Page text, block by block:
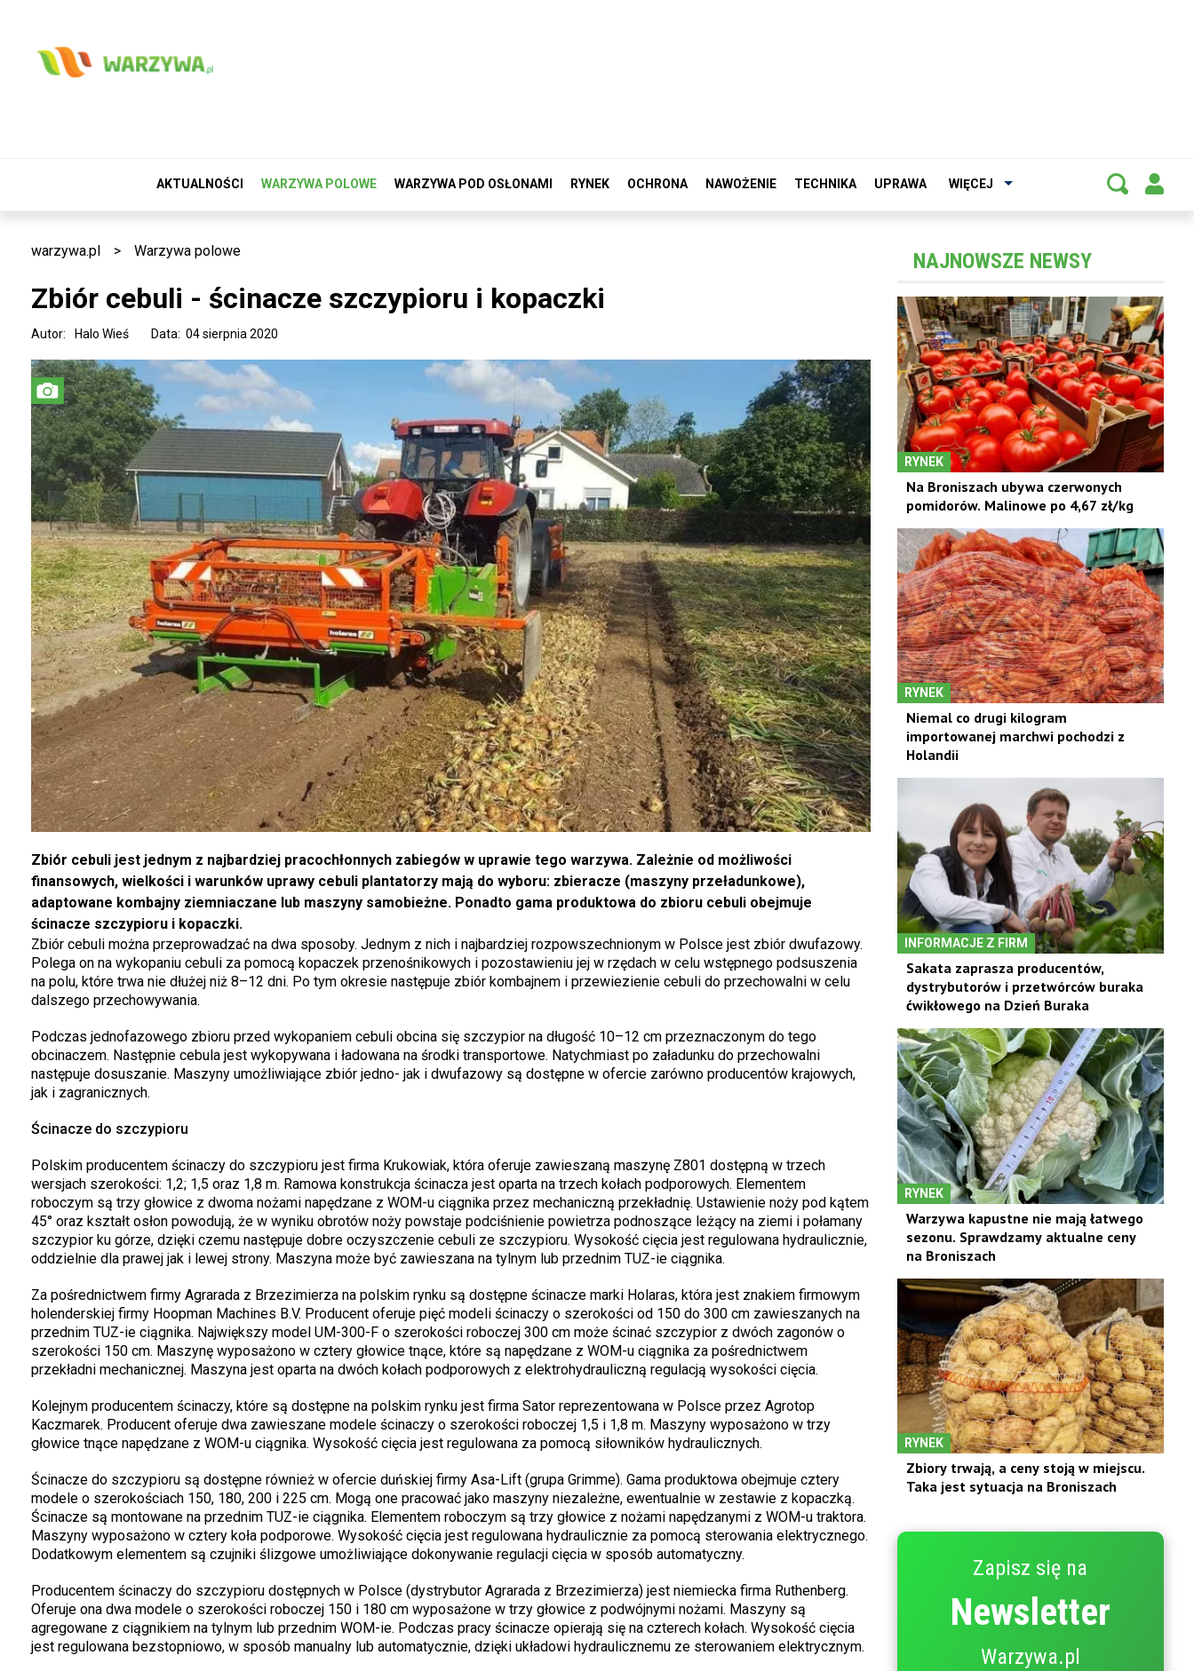
AKTUALNOŚCI WARZYWA POLOWE WARZYWA POD OSŁONAMI RYNEK OCHRONA NAWOŻENIE TECHNIKA UPRAWA WIĘCEJ
warzywa.pl > Warzywa polowe
Zbiór cebuli - ścinacze szczypioru i kopaczki
Data: 04 sierpnia 2020
Autor: Halo Wieś
Zbiór cebuli jest jednym z najbardziej pracochłonnych zabiegów w uprawie tego warzywa. Zależnie od możliwości
finansowych, wielkości i warunków uprawy cebuli plantatorzy mają do wyboru: zbieracze (maszyny przeładunkowe),
adaptowane kombajny ziemniaczane lub maszyny samobieżne. Ponadto gama produktowa do zbioru cebuli obejmuje
ścinacze szczypioru i kopaczki.
Zbiór cebuli można przeprowadzać na dwa sposoby. Jednym z nich i najbardziej rozpowszechnionym w Polsce jest zbiór dwufazowy.
Polega on na wykopaniu cebuli za pomocą kopaczek przenośnikowych i pozostawieniu jej w rzędach w celu wstępnego podsuszenia
na polu, które trwa nie dłużej niż 8–12 dni. Po tym okresie następuje zbiór kombajnem i przewiezienie cebuli do przechowalni w celu
dalszego przechowywania.
Podczas jednofazowego zbioru przed wykopaniem cebuli obcina się szczypior na długość 10–12 cm przeznaczonym do tego
obcinaczem. Następnie cebula jest wykopywana i ładowana na środki transportowe. Natychmiast po załadunku do przechowalni
następuje dosuszanie. Maszyny umożliwiające zbiór jedno- jak i dwufazowy są dostępne w ofercie zarówno producentów krajowych,
jak i zagranicznych.
Ścinacze do szczypioru
Polskim producentem ścinaczy do szczypioru jest firma Krukowiak, która oferuje zawieszaną maszynę Z801 dostępną w trzech
wersjach szerokości: 1,2; 1,5 oraz 1,8 m. Ramowa konstrukcja ścinacza jest oparta na trzech kołach podporowych. Elementem
roboczym są trzy głowice z dwoma nożami napędzane z WOM-u ciągnika przez mechaniczną przekładnię. Ustawienie noży pod kątem
45° oraz kształt osłon powodują, że w wyniku obrotów noży powstaje podciśnienie powietrza podnoszące leżący na ziemi i połamany
szczypior ku górze, dzięki czemu następuje dobre oczyszczenie cebuli ze szczypioru. Wysokość cięcia jest regulowana hydraulicznie,
oddzielnie dla prawej jak i lewej strony. Maszyna może być zawieszana na tylnym lub przednim TUZ-ie ciągnika.
Za pośrednictwem firmy Agrarada z Brzezimierza na polskim rynku są dostępne ścinacze marki Holaras, która jest znakiem firmowym
holenderskiej firmy Hoopman Machines B.V. Producent oferuje pięć modeli ścinaczy o szerokości od 150 do 300 cm zawieszanych na
przednim TUZ-ie ciągnika. Największy model UM-300-F o szerokości roboczej 300 cm może ścinać szczypior z dwóch zagonów o
szerokości 150 cm. Maszynę wyposażono w cztery głowice tnące, które są napędzane z WOM-u ciągnika za pośrednictwem
przekładni mechanicznej. Maszyna jest oparta na dwóch kołach podporowych z elektrohydrauliczną regulacją wysokości cięcia.
Kolejnym producentem ścinaczy, które są dostępne na polskim rynku jest firma Sator reprezentowana w Polsce przez Agrotop
Kaczmarek. Producent oferuje dwa zawieszane modele ścinaczy o szerokości roboczej 1,5 i 1,8 m. Maszyny wyposażono w trzy
głowice tnące napędzane z WOM-u ciągnika. Wysokość cięcia jest regulowana za pomocą siłowników hydraulicznych.
Ścinacze do szczypioru są dostępne również w ofercie duńskiej firmy Asa-Lift (grupa Grimme). Gama produktowa obejmuje cztery
modele o szerokościach 150, 180, 200 i 225 cm. Mogą one pracować jako maszyny niezależne, ewentualnie w zestawie z kopaczką.
Ścinacze są montowane na przednim TUZ-ie ciągnika. Elementem roboczym są trzy głowice z nożami napędzanymi z WOM-u traktora.
Maszyny wyposażono w cztery koła podporowe. Wysokość cięcia jest regulowana hydraulicznie za pomocą sterowania elektrycznego.
Dodatkowym elementem są czujniki ślizgowe umożliwiające dokonywanie regulacji cięcia w sposób automatyczny.
Producentem ścinaczy do szczypioru dostępnych w Polsce (dystrybutor Agrarada z Brzezimierza) jest niemiecka firma Ruthenberg.
Oferuje ona dwa modele o szerokości roboczej 150 i 180 cm wyposażone w trzy głowice z podwójnymi nożami. Maszyny są
agregowane z ciągnikiem na tylnym lub przednim WOM-ie. Podczas pracy ścinacze opierają się na czterech kołach. Wysokość cięcia
jest regulowana bezstopniowo, w sposób manualny lub automatycznie, dzięki układowi hydraulicznemu ze sterowaniem elektrycznym.
NAJNOWSZE NEWSY
RYNEK
Na Broniszach ubywa czerwonych
pomidorów. Malinowe po 4,67 zł/kg
RYNEK
Niemal co drugi kilogram
importowanej marchwi pochodzi z
Holandii
INFORMACJE Z FIRM
Sakata zaprasza producentów,
dystrybutorów i przetwórców buraka
ćwikłowego na Dzień Buraka
RYNEK
Warzywa kapustne nie mają łatwego
sezonu. Sprawdzamy aktualne ceny
na Broniszach
RYNEK
Zbiory trwają, a ceny stoją w miejscu.
Taka jest sytuacja na Broniszach
Zapisz się na
Newsletter
Warzywa.pl